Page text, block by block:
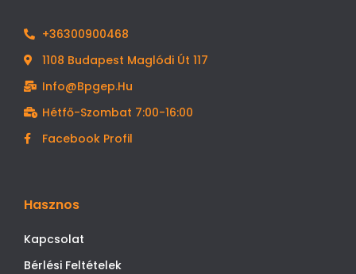
+36300900468
1108 Budapest Maglódi Út 117
Info@bpgep.hu
Hétfő-Szombat 7:00-16:00
Facebook Profil
Hasznos
Kapcsolat
Bérlési Feltételek